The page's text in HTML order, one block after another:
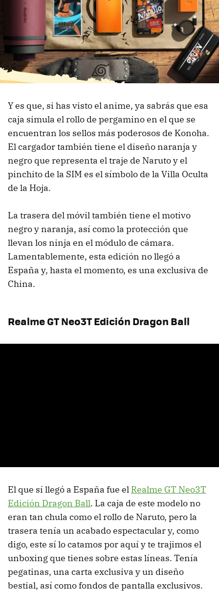
Y es que, si has visto el anime, ya sabrás que esa
caja simula el rollo de pergamino en el que se
encuentran los sellos más poderosos de Konoha.
El cargador también tiene el diseño naranja y
negro que representa el traje de Naruto y el
pinchito de la SIM es el símbolo de la Villa Oculta
de la Hoja.
La trasera del móvil también tiene el motivo
negro y naranja, así como la protección que
llevan los ninja en el módulo de cámara.
Lamentablemente, esta edición no llegó a
España y, hasta el momento, es una exclusiva de
China.
Realme GT Neo3T Edición Dragon Ball
El que sí llegó a España fue el Realme GT Neo3T
Edición Dragon Ball. La caja de este modelo no
eran tan chula como el rollo de Naruto, pero la
trasera tenía un acabado espectacular y, como
digo, este sí lo catamos por aquí y te trajimos el
unboxing que tienes sobre estas líneas. Tenía
pegatinas, una carta exclusiva y un diseño
bestial, así como fondos de pantalla exclusivos.